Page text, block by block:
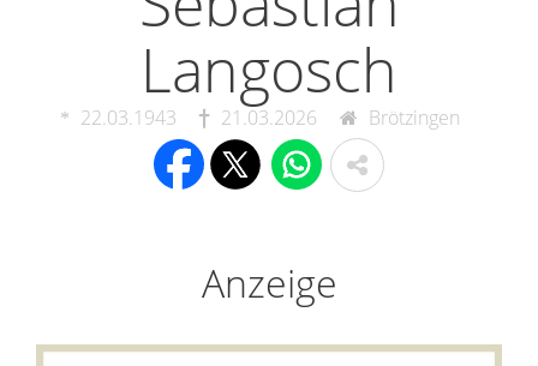
Langosch
22.03.1943 21.03.2026 Brötzingen
Anzeige